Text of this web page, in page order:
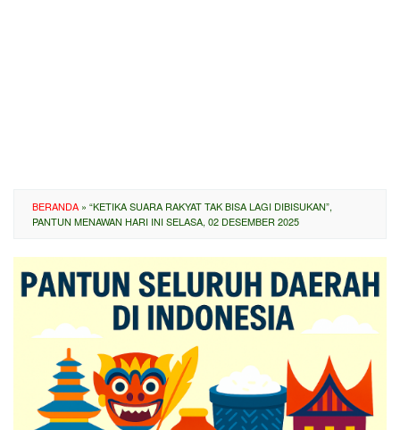
BERANDA » “KETIKA SUARA RAKYAT TAK BISA LAGI DIBISUKAN”,
PANTUN MENAWAN HARI INI SELASA, 02 DESEMBER 2025